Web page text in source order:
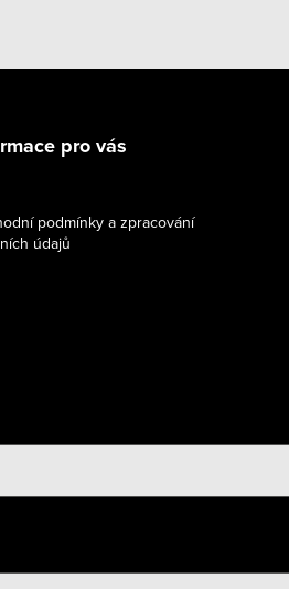
pro vás
podmínky a zpracování
údajů